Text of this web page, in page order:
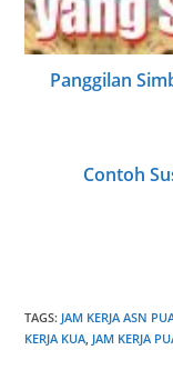
Panggilan
Contoh
TAGS: JAM KERJA ASN
KERJA KUA, JAM KERJA